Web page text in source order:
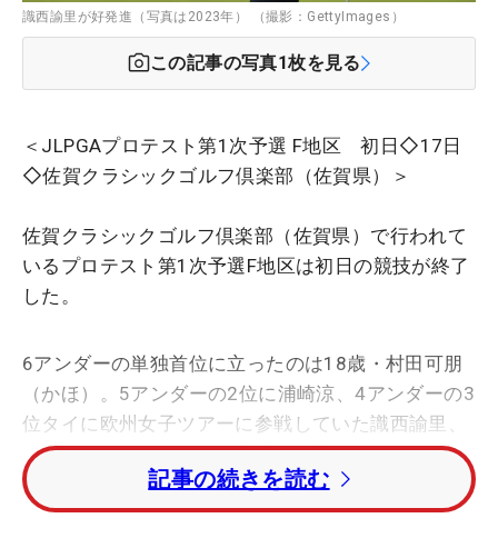
識西諭里が好発進（写真は2023年） （撮影：GettyImages）
この記事の写真1枚を見る
＜JLPGAプロテスト第1次予選 F地区 初日◇17日
◇佐賀クラシックゴルフ倶楽部（佐賀県）＞
佐賀クラシックゴルフ倶楽部（佐賀県）で行われて
いるプロテスト第1次予選F地区は初日の競技が終了
した。
6アンダーの単独首位に立ったのは18歳・村田可朋
（かほ）。5アンダーの2位に浦崎涼、4アンダーの3
位タイに欧州女子ツアーに参戦していた識西諭里、
シー・ツェンシュエン（台湾）が並んでいる。
プロツアーでの実績がある左奈々は1アンダー・10
記事の続きを読む